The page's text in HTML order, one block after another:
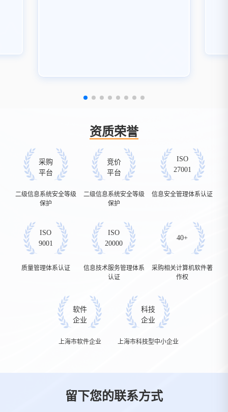
资质荣誉
采购
平台
二级信息系统安全等级
保护
竞价
平台
二级信息系统安全等级
保护
ISO
27001
信息安全管理体系认证
ISO
9001
质量管理体系认证
ISO
20000
信息技术服务管理体系
认证
40+
采购相关计算机软件著
作权
软件
企业
上海市软件企业
科技
企业
上海市科技型中小企业
留下您的联系方式